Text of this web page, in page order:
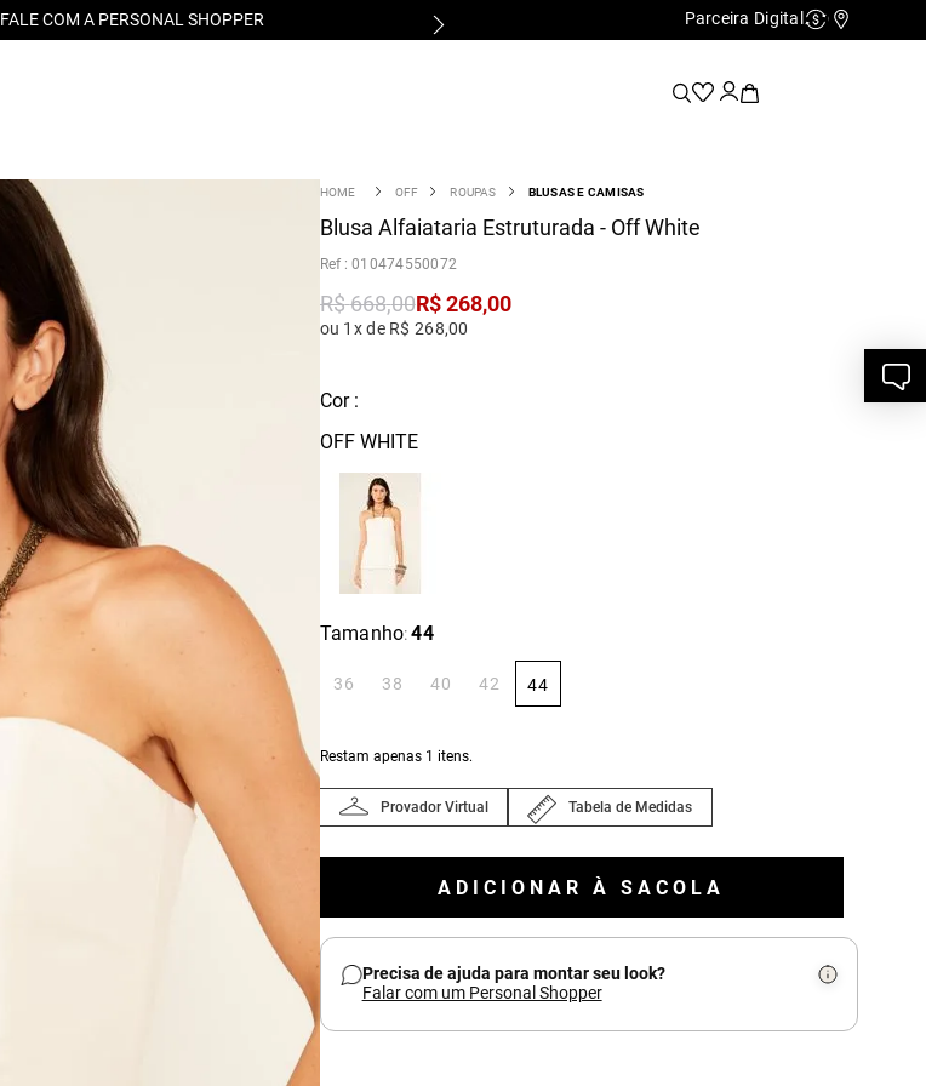
FALE COM A PERSONAL SHOPPER Parceira Digital Cashback
OFF ROUPAS BLUSAS E CAMISAS
Blusa Alfaiataria Estruturada - Off White
:010474550072
R$668,00R$ 268,00
ou 1x de R$ 268,00
Cor :
OFF WHITE
Tamanho: 44
36 38 40 42 44
Restam apenas 1 itens.
Provador Virtual Tabela de Medidas
ADICIONAR À SACOLA
Precisa de ajuda para montar seu look?
Falar com um Personal Shopper